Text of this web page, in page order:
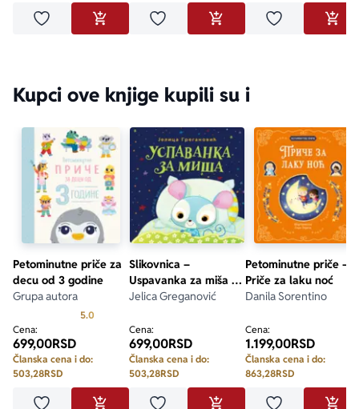
Dodaj u omiljeneDODAJ U KORPUDodaj u omiljeneDODAJ U KORPU
Dodaj u
Kupci ove knjige kupili su i
Petominutne priče za
decu od 3 godine
Grupa autora
5.0
Cena:
699,00RSD
Članska cena i do:
503,28RSD
Slikovnica –
Uspavanka za miša -
mek povez
Jelica Greganović
Cena:
699,00RSD
Članska cena i do:
503,28RSD
Petominutne priče –
Priče za laku noć
Danila Sorentino
Cena:
1.199,00RSD
Članska cena i do:
863,28RSD